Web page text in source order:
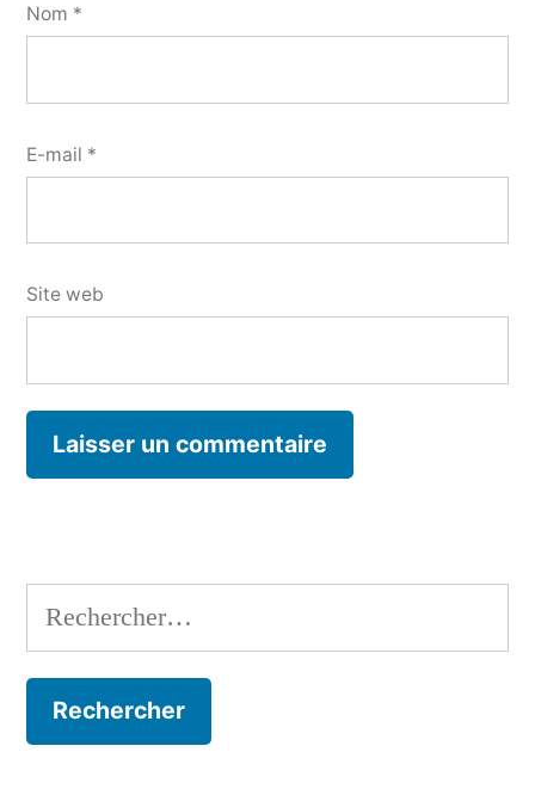
Nom *
E-mail *
Site web
Rechercher :